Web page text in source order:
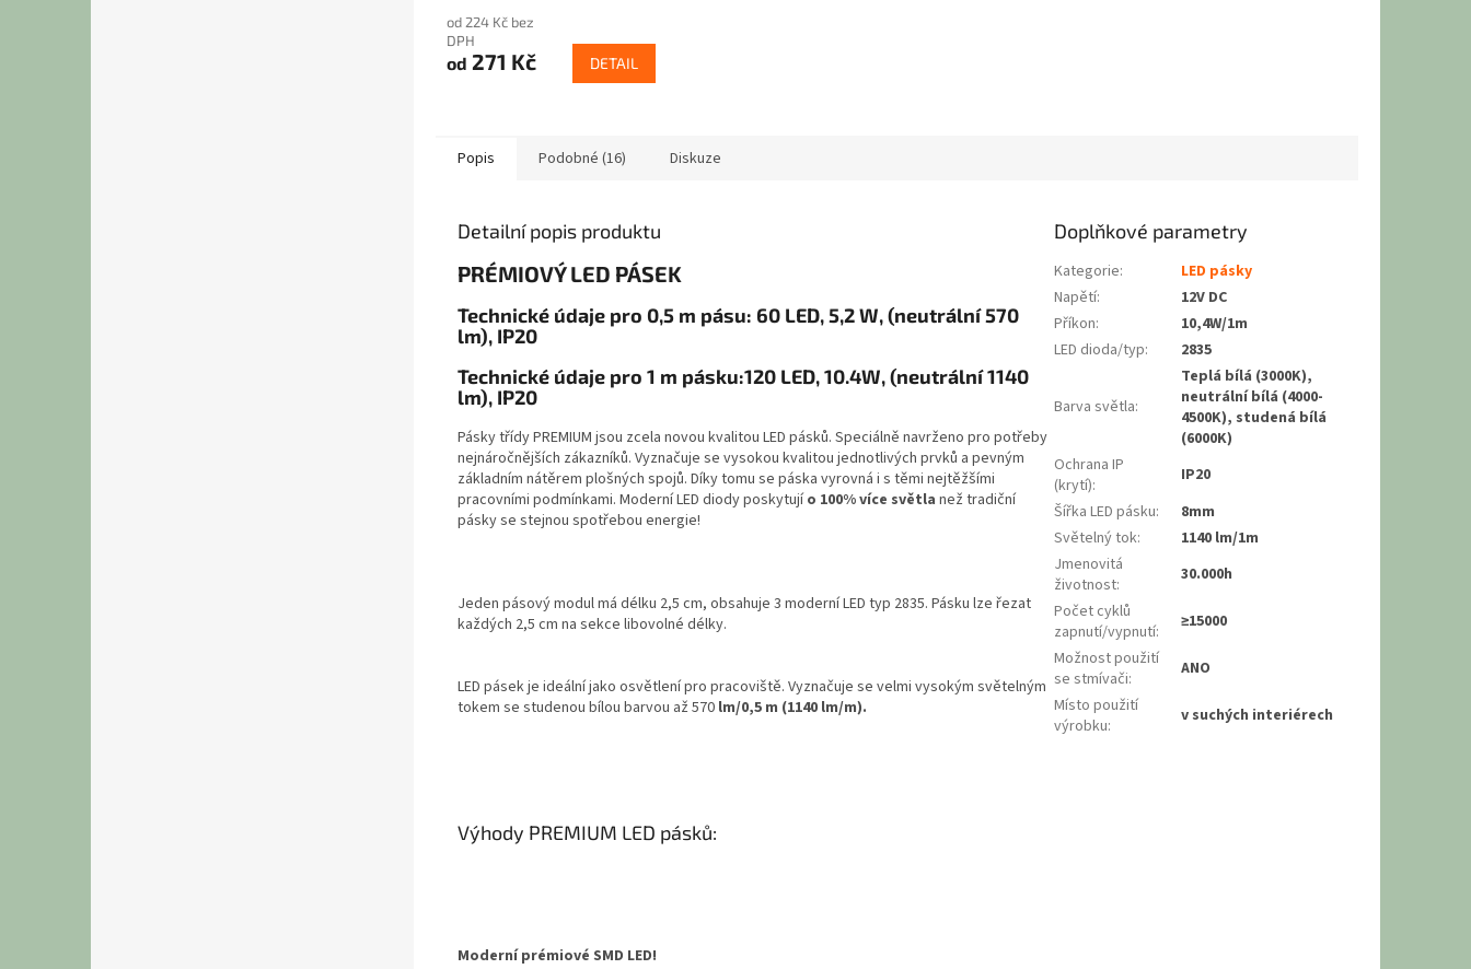
od 224 Kč bez
DPH
od 271 Kč DETAIL
Popis Podobné (16) Diskuze
Detailní popis produktu
PRÉMIOVÝ LED PÁSEK
Technické údaje pro 0,5 m pásu: 60 LED, 5,2 W, (neutrální 570
lm), IP20
Technické údaje pro 1 m pásku:120 LED, 10.4W, (neutrální 1140
lm), IP20
Pásky třídy PREMIUM jsou zcela novou kvalitou LED pásků. Speciálně navrženo pro potřeby
nejnáročnějších zákazníků. Vyznačuje se vysokou kvalitou jednotlivých prvků a pevným
základním nátěrem plošných spojů. Díky tomu se páska vyrovná i s těmi nejtěžšími
pracovními podmínkami. Moderní LED diody poskytujío 100% více světla než tradiční
pásky se stejnou spotřebou energie!
Jeden pásový modul má délku 2,5 cm, obsahuje 3 moderní LED typ 2835. Pásku lze řezat
každých 2,5 cm na sekce libovolné délky.
LED pásek je ideální jako osvětlení pro pracoviště. Vyznačuje se velmi vysokým světelným
tokem se studenou bílou barvou až 570 lm/0,5 m (1140 lm/m).
Výhody PREMIUM LED pásků:
Moderní prémiové SMD LED!
Doplňkové parametry
Kategorie:
LED pásky
Napětí:
12V DC
Příkon:
10,4W/1m
LED dioda/typ: 2835
Barva světla:
Teplá bílá (3000K),
neutrální bílá (4000-
4500K), studená bílá
(6000K)
Ochrana IP
(krytí):
IP20
Šířka LED pásku:
8mm
Světelný tok:
1140 lm/1m
Jmenovitá
životnost:
30.000h
Počet cyklů
zapnutí/vypnutí:
≥15000
Možnost použití
se stmívači:
ANO
Místo použití
výrobku: v suchých interiérech